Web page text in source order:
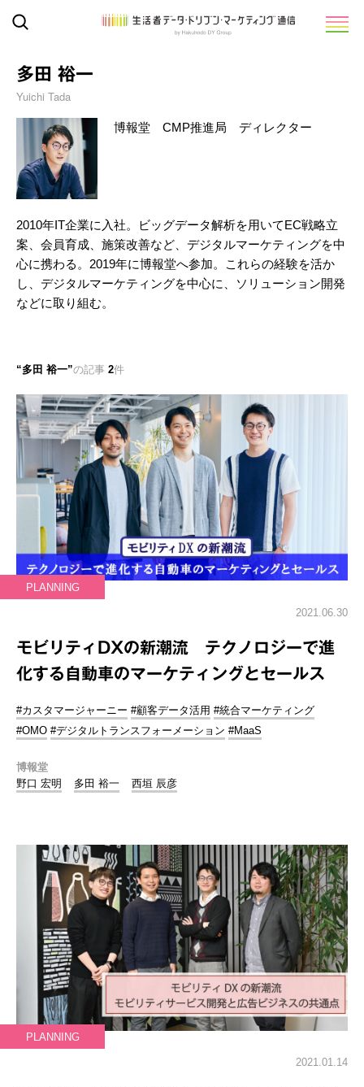
多田 裕一
Yuichi Tada
博報堂 CMP推進局 ディレクター
2010年IT企業に入社。ビッグデータ解析を用いてEC戦略立
案、会員育成、施策改善など、デジタルマーケティングを中
心に携わる。2019年に博報堂へ参加。これらの経験を活か
し、デジタルマーケティングを中心に、ソリューション開発
などに取り組む。
多田 裕一 の記事 2件
PLANNING
2021.06.30
モビリティDXの新潮流 テクノロジーで進
化する自動車のマーケティングとセールス
#カスタマージャーニー #顧客データ活用 #統合マーケティング
#OMO #デジタルトランスフォーメーション #MaaS
博報堂
野口 宏明
多田 裕一 西垣 辰彦
PLANNING
2021.01.14